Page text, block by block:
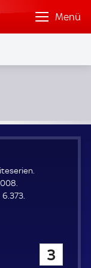
Menü
Z
6.373.
3